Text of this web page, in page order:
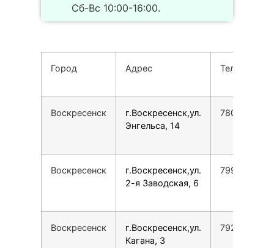
Сб-Вс 10:00-16:00.
Город Адрес Телефон
Воскресенск
г.Воскресенск,ул.
Энгельса, 14
Воскресенск
г.Воскресенск,ул.
2-я Заводская, 6
Воскресенск
г.Воскресенск,ул.
Кагана, 3